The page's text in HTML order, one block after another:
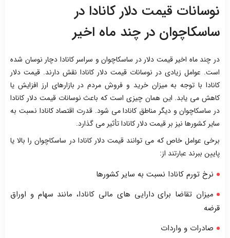
نوسانات قیمت دلار کانادا در
ساسکاچوان در چند ماه اخیر
در چند ماه اخیر قیمت دلار در ساسکاچوان و سراسر کانادا دچار نوسان شده
است. عوامل زیادی در نوسانات قیمت دلار کانادا نقش دارند. قیمت دلار
کانادا با توجه به میزان خرید و فروش مردم در بازارهای ارز افزایش یا
کاهش می یابد. این همان چیزی است که باعث نوسانات قیمت دلار کانادا
در ساسکاچوان و دیگر مناطق کانادا می شود. قدرت اقتصاد کانادا نسبت به
سایر کشورها نیز بر قیمت دلار کانادا تأثیر می گذارد.
برخی عوامل خاص که می توانند قیمت دلار کانادا در ساسکاچوان را بالا یا
پایین ببرند عبارتند از:
نرخ تورم کانادا نسبت به سایر کشورها
میزان تقاضا برای دارایی های مالی کانادا، مانند سهام و اوراق
قرضه
صادرات و واردات